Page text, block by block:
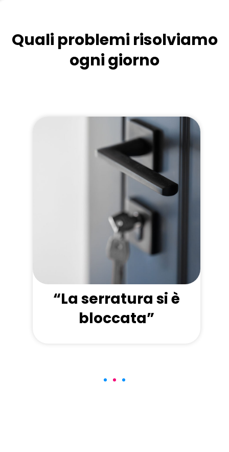
Quali problemi risolviamo
ogni giorno
“La serratura si è
bloccata”